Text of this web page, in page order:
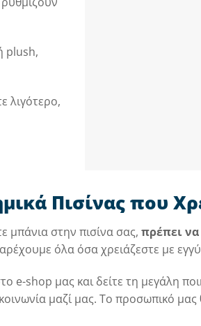
plush,
λιγότερο,
Πισίνας που
μπάνια στην πισίνα σας, πρέπει να
όλα όσα χρειάζεστε με
shop μας και δείτε τη μεγάλη
μαζί μας. Το προσωπικό μας